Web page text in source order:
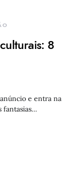
8
e entra na
fantasias…